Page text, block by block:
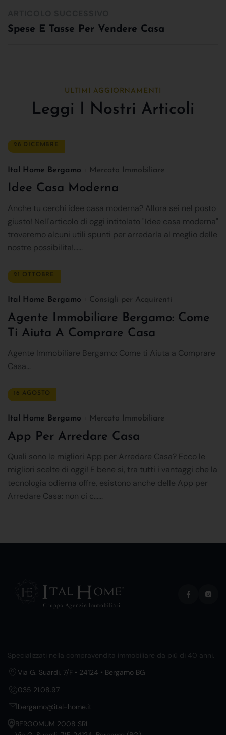
Spese E Tasse Per Vendere Casa
ULTIMI AGGIORNAMENTI
Leggi I Nostri Articoli
28 DICEMBRE
Ital Home Bergamo Mercato Immobiliare
Idee Casa Moderna
Anche tu cerchi idee casa moderna? Allora sei nel posto
giusto! Nell'articolo di oggi intitolato "Idee casa moderna"
troveremo alcuni utili spunti per arredarla al meglio delle
nostre possibilita!......
21 OTTOBRE
Ital Home Bergamo Consigli per Acquirenti
Agente Immobiliare Bergamo: Come
Ti Aiuta A Comprare Casa
Agente Immobiliare Bergamo: Come ti Aiuta a Comprare
Casa...
16 AGOSTO
Ital Home Bergamo Mercato Immobiliare
App Per Arredare Casa
Quali sono le migliori App per Arredare Casa? Ecco le
migliori scelte di oggi! E bene si, tra tutti i vantaggi che la
tecnologia odierna offre, esistono anche delle App per
Arredare Casa: non ci c......
Specializzati nella compravendita immobiliare da più di 40 anni.
Via G. Suardi, 7/F • 24124 • Bergamo BG
035 21.08.97
bergamo@ital-home.it
BERGOMUM 2008 SRL